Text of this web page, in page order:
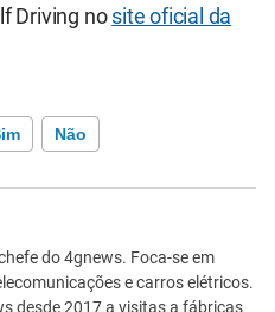
Driving no site oficial da
Não
que procuro
do 4gnews. Foca-se em
e carros elétricos.
desde 2017 a visitas a fábricas